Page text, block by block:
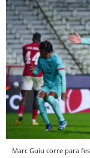
Marc Guiu corre para